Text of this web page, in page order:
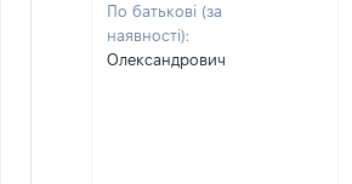
По батькові (за
наявності):
Олександрович